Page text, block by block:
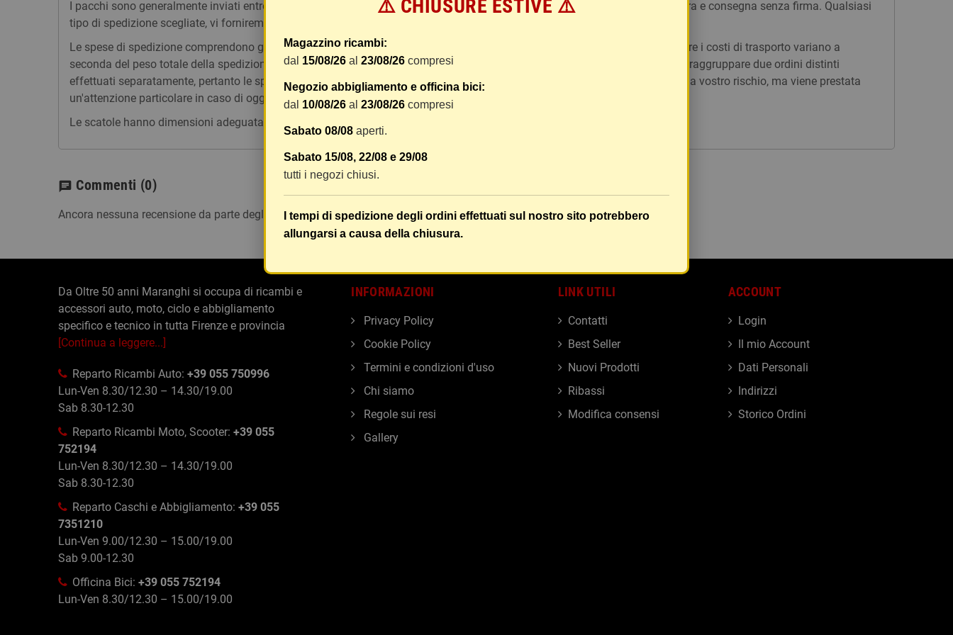
I pacchi sono generalmente inviati entro 2 giorni dal ricevimento del pagamento e vengono spediti tramite BRT con tracciatura e consegna senza firma. Qualsiasi
tipo di spedizione scegliate, vi forniremo un link per tracciare il vostro pacco online.
Le spese di spedizione comprendono gli oneri di gestione e imballaggio e le spese postali. I costi di gestione sono fissi, mentre i costi di trasporto variano a
seconda del peso totale della spedizione. Vi consigliamo di raggruppare i vostri articoli in un unico ordine. Non ci è possibile raggruppare due ordini distinti
effettuati separatamente, pertanto le spese di spedizione saranno addebitate per ognuno di essi. Il vostro pacco sarà inviato a vostro rischio, ma viene prestata
un'attenzione particolare in caso di oggetti fragili.
Le scatole hanno dimensioni adeguatamente ampie e i vostri articoli son ben protetti.
chat Commenti (0)
Ancora nessuna recensione da parte degli utenti.
⚠️ CHIUSURE ESTIVE ⚠️
Magazzino ricambi:
dal 15/08/26 al 23/08/26 compresi
Negozio abbigliamento e officina bici:
dal 10/08/26 al 23/08/26 compresi
Sabato 08/08 aperti.
Sabato 15/08, 22/08 e 29/08
tutti i negozi chiusi.
I tempi di spedizione degli ordini effettuati sul nostro sito potrebbero
allungarsi a causa della chiusura.
Da Oltre 50 anni Maranghi si occupa di ricambi e
accessori auto, moto, ciclo e abbigliamento
specifico e tecnico in tutta Firenze e provincia
[Continua a leggere...]
Reparto Ricambi Auto: +39 055 750996
Lun-Ven 8.30/12.30 – 14.30/19.00
Sab 8.30-12.30
Reparto Ricambi Moto, Scooter: +39 055
752194
Lun-Ven 8.30/12.30 – 14.30/19.00
Sab 8.30-12.30
Reparto Caschi e Abbigliamento: +39 055
7351210
Lun-Ven 9.00/12.30 – 15.00/19.00
Sab 9.00-12.30
Officina Bici: +39 055 752194
Lun-Ven 8.30/12.30 – 15.00/19.00
LINK UTILI
Contatti
Best Seller
Nuovi Prodotti
Ribassi
Modifica consensi
ACCOUNT
Login
Il mio Account
Dati Personali
Indirizzi
Storico Ordini
INFORMAZIONI
Privacy Policy
Cookie Policy
Termini e condizioni d'uso
Chi siamo
Regole sui resi
Gallery